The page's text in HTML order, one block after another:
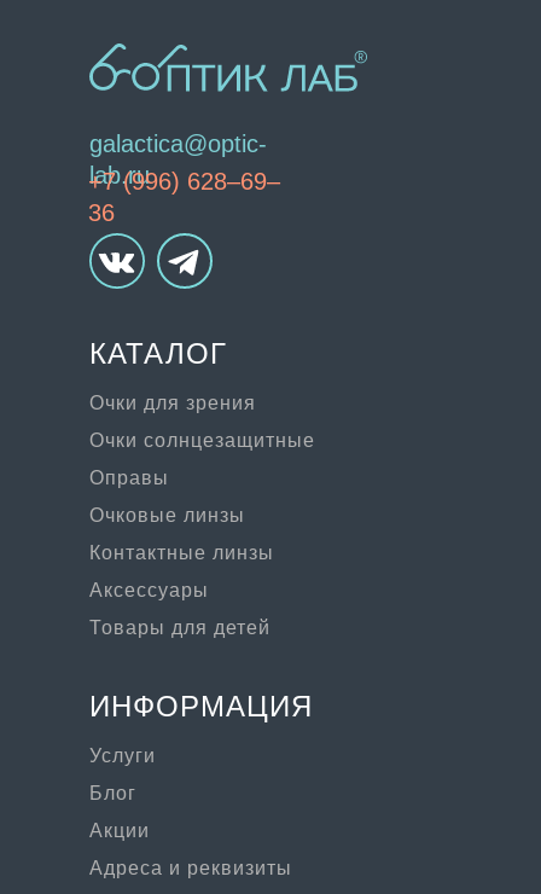
galactica@optic-
lab.ru
Очки для зрения
Очки солнцезащитные
Очковые линзы
Оправы
Контактные линзы
Аксессуары
Товары для детей
+7 (996) 628–69–
36
ИНФОРМАЦИЯ
Услуги
КАТАЛОГ
Адреса и реквизиты
Блог
Акции